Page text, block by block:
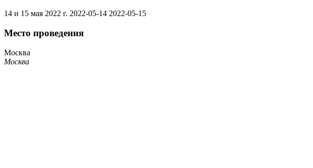
14 и 15 мая 2022 г. 2022-05-14 2022-05-15
Место проведения
Москва
Москва